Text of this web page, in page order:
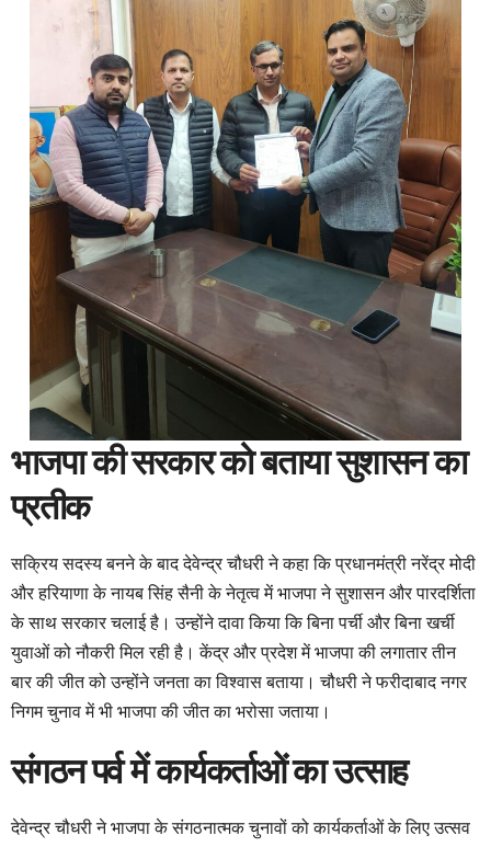
भाजपा की सरकार को बताया सुशासन का
प्रतीक
सक्रिय सदस्य बनने के बाद देवेन्द्र चौधरी ने कहा कि प्रधानमंत्री नरेंद्र मोदी
और हरियाणा के नायब सिंह सैनी के नेतृत्व में भाजपा ने सुशासन और पारदर्शिता
के साथ सरकार चलाई है। उन्होंने दावा किया कि बिना पर्ची और बिना खर्ची
युवाओं को नौकरी मिल रही है। केंद्र और प्रदेश में भाजपा की लगातार तीन
बार की जीत को उन्होंने जनता का विश्वास बताया। चौधरी ने फरीदाबाद नगर
निगम चुनाव में भी भाजपा की जीत का भरोसा जताया।
संगठन पर्व में कार्यकर्ताओं का उत्साह
देवेन्द्र चौधरी ने भाजपा के संगठनात्मक चुनावों को कार्यकर्ताओं के लिए उत्सव